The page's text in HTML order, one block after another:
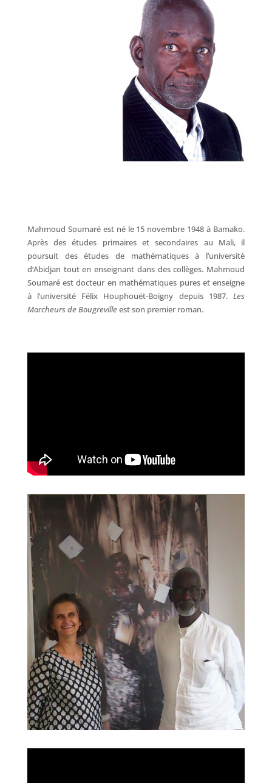
Mahmoud Soumaré est né le 15 novembre 1948 à Bamako.
Après des études primaires et secondaires au Mali, il
poursuit des études de mathématiques à l’université
d’Abidjan tout en enseignant dans des collèges. Mahmoud
Soumaré est docteur en mathématiques pures et enseigne
à l’université Félix Houphouët-Boigny depuis 1987.Les
Marcheurs de Bougrevilleest son premier roman.